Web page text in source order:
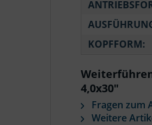
KOPFFORM:
4,0x30"
Fragen zum
Weitere